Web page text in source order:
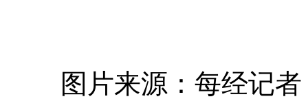
图片来源：每经记